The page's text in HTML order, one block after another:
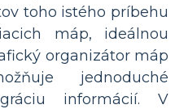
toho istého príbehu
máp, ideálnou
organizátor máp
jednoduché
informácií. V